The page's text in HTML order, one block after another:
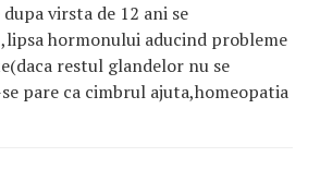
virsta de 12 ani se
hormonului aducind probleme
restul glandelor nu se
pare ca cimbrul ajuta,homeopatia